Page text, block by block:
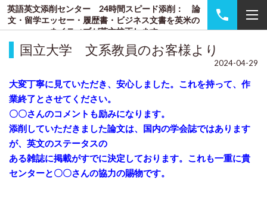
英語英文添削センター 24時間スピード添削： 論
文・留学エッセー・履歴書・ビジネス文書を英米の
ネイティブが英文校正します
国立大学 文系教員のお客様より
2024-04-29
大変丁寧に見ていただき、安心しました。これを持って、作
業終了とさせてください。
〇〇さんのコメントも励みになります。
添削していただきました論文は、国内の学会誌ではあります
が、英文のステータスの
ある雑誌に掲載がすでに決定しております。これも一重に貴
センターと〇〇さんの協力の賜物です。